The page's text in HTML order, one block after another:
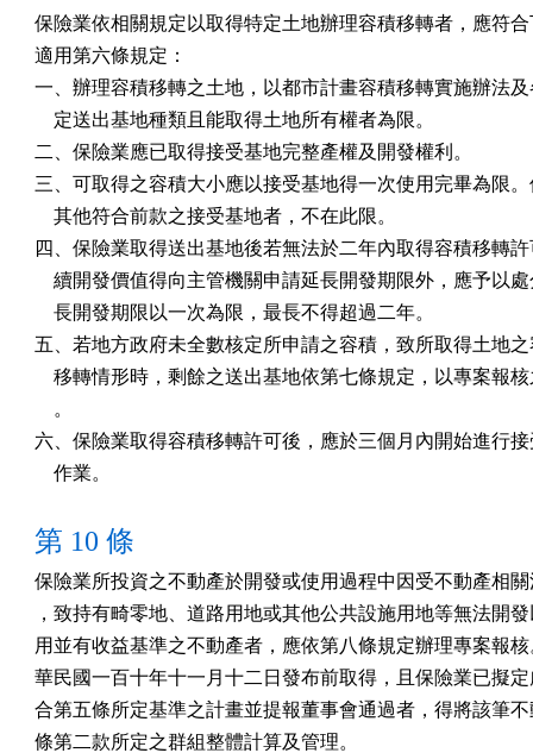
保險業依相關規定以取得特定土地辦理容積移轉者，應符
適用第六條規定：
一、辦理容積移轉之土地，以都市計畫容積移轉實施辦法
    定送出基地種類且能取得土地所有權者為限。
二、保險業應已取得接受基地完整產權及開發權利。
三、可取得之容積大小應以接受基地得一次使用完畢為限
    其他符合前款之接受基地者，不在此限。
四、保險業取得送出基地後若無法於二年內取得容積移轉
續開發價值得向主管機關申請延長開發期限外，應予以
    長開發期限以一次為限，最長不得超過二年。
五、若地方政府未全數核定所申請之容積，致所取得土地
移轉情形時，剩餘之送出基地依第七條規定，以專案報
    。
六、保險業取得容積移轉許可後，應於三個月內開始進行
    作業。
第 10 條
保險業所投資之不動產於開發或使用過程中因受不動產相
，致持有畸零地、道路用地或其他公共設施用地等無法開
用並有收益基準之不動產者，應依第八條規定辦理專案報
華民國一百十年十一月十二日發布前取得，且保險業已擬
合第五條所定基準之計畫並提報董事會通過者，得將該筆
條第二款所定之群組整體計算及管理。